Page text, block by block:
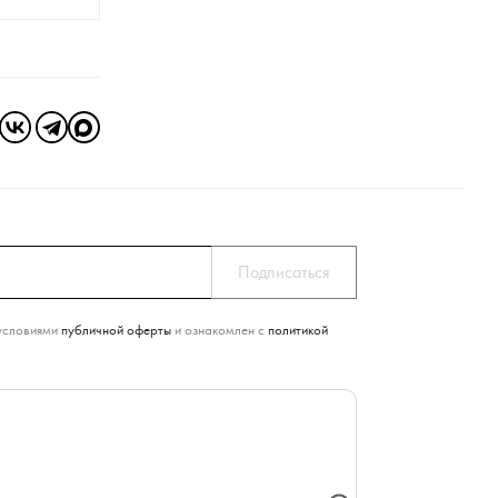
публичной офертыи ознакомлен с политикой